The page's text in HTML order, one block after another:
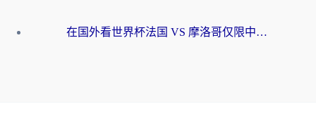
在国外看世界杯法国 VS 摩洛哥仅限中国大陆？海外党这样看中文解说赛事不卡顿